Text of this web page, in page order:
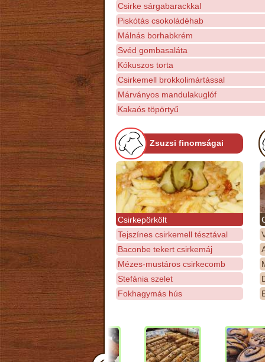
Csirke sárgabarackkal
Piskótás csokoládéhab
Málnás borhabkrém
Svéd gombasaláta
Kókuszos torta
Csirkemell brokkolimártással
Márványos mandulakuglóf
Kakaós töpörtyű
Zsuzsi finomságai
Csirkepörkölt
Tejszínes csirkemell tésztával
Baconbe tekert csirkemáj
Mézes-mustáros csirkecomb
Stefánia szelet
Fokhagymás hús